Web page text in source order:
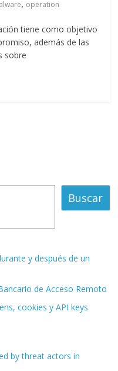
, operation
tiene como objetivo
además de las
sobre
Buscar
y después de un
de Acceso Remoto
cookies y API keys
by threat actors in